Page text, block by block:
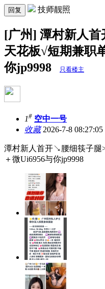
回复 技师靓照
[广州] 潭村新人
天花板√短期兼职
你jp9998
只看楼主
1# 空中一号
收藏2026-7-8 08:27:05
潭村新人首开↘腰细筷子腿
＋微Ui6956与你jp9998